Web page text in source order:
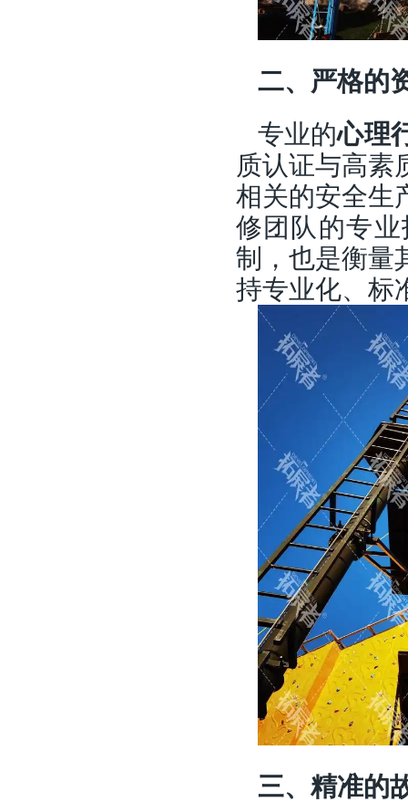
二、严格的
专业的心理
质认证与高素
相关的安全生
修团队的专
制，也是衡量
持专业化、标
三、精准的